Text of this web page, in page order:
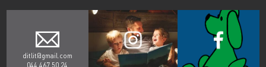
ditlit@gmail.com
044 467 50 24